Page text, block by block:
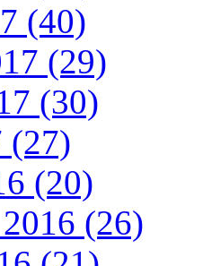
(40)
(29)
(30)
(27)
(20)
(26)